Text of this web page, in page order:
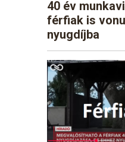
40 év
férfiak is
nyugdíjba